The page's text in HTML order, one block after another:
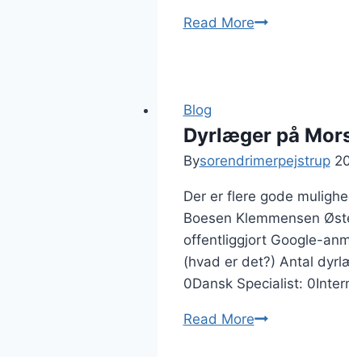
Read MoreHvad
dyrlæger
hvad
du
bør
vide
Blog
Dyrlæger på
Bysorendrimerpejstrup
Der er flere gode
Boesen Klemmensen
offentliggjort Google-
(hvad er det?) Antal
0Dansk Specialist:
Read MoreDyrlæger